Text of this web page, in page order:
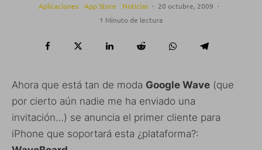
Aplicaciones
App Store Noticias · 20 octubre, 2009 ·
1 Minuto de lectura
Ahora que está tan de moda Google Wave (que
por cierto aún nadie me ha enviado una
invitación…) se anuncia el primer cliente para
iPhone que soportará esta ¿plataforma?: